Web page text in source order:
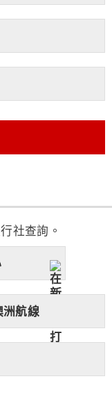
社查詢。
洲航線